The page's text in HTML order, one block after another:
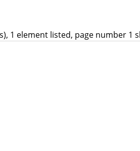
1 element listed, page number 1